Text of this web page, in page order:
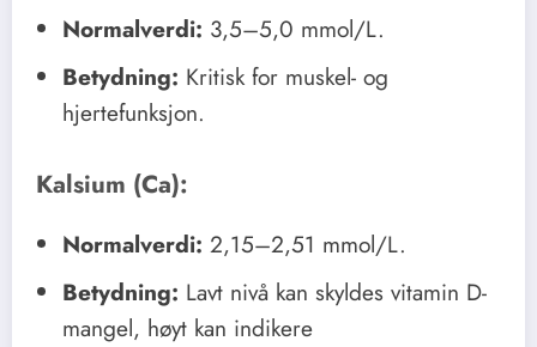
Normalverdi: 3,5–5,0 mmol/L.
Betydning: Kritisk for muskel- og
hjertefunksjon.
Kalsium (Ca):
Normalverdi: 2,15–2,51 mmol/L.
Betydning: Lavt nivå kan skyldes vitamin D-
mangel, høyt kan indikere